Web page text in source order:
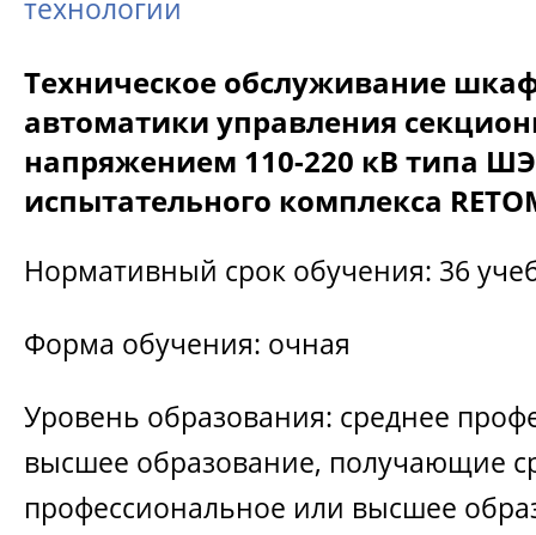
технологии
Техническое обслуживание
автоматики управления
напряжением 110-220 кВ типа
испытательного комплекса
Нормативный срок обучения: 36
Форма обучения: очная
Уровень образования: среднее
высшее образование, получающие
профессиональное или высшее